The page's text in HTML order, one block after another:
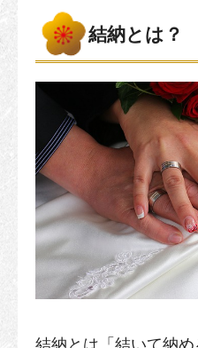
結納とは？
結納とは「結いて納